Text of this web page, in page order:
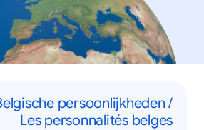
persoonlijkheden /
Les personnalités belges